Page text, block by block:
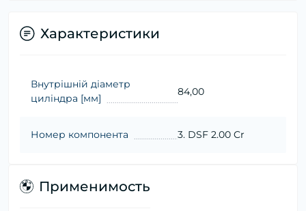
Характеристики
Внутрішній діаметр
циліндра [мм]
84,00
Номер компонента 3. DSF 2.00 Cr
Применимость